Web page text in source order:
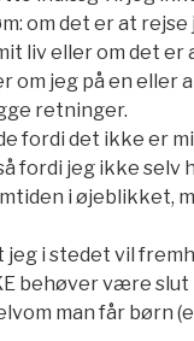
om det er at
liv eller om det er
om jeg på en eller
retninger.
fordi det ikke er
fordi jeg ikke selv
i øjeblikket,
jeg i stedet vil
behøver være
man får børn